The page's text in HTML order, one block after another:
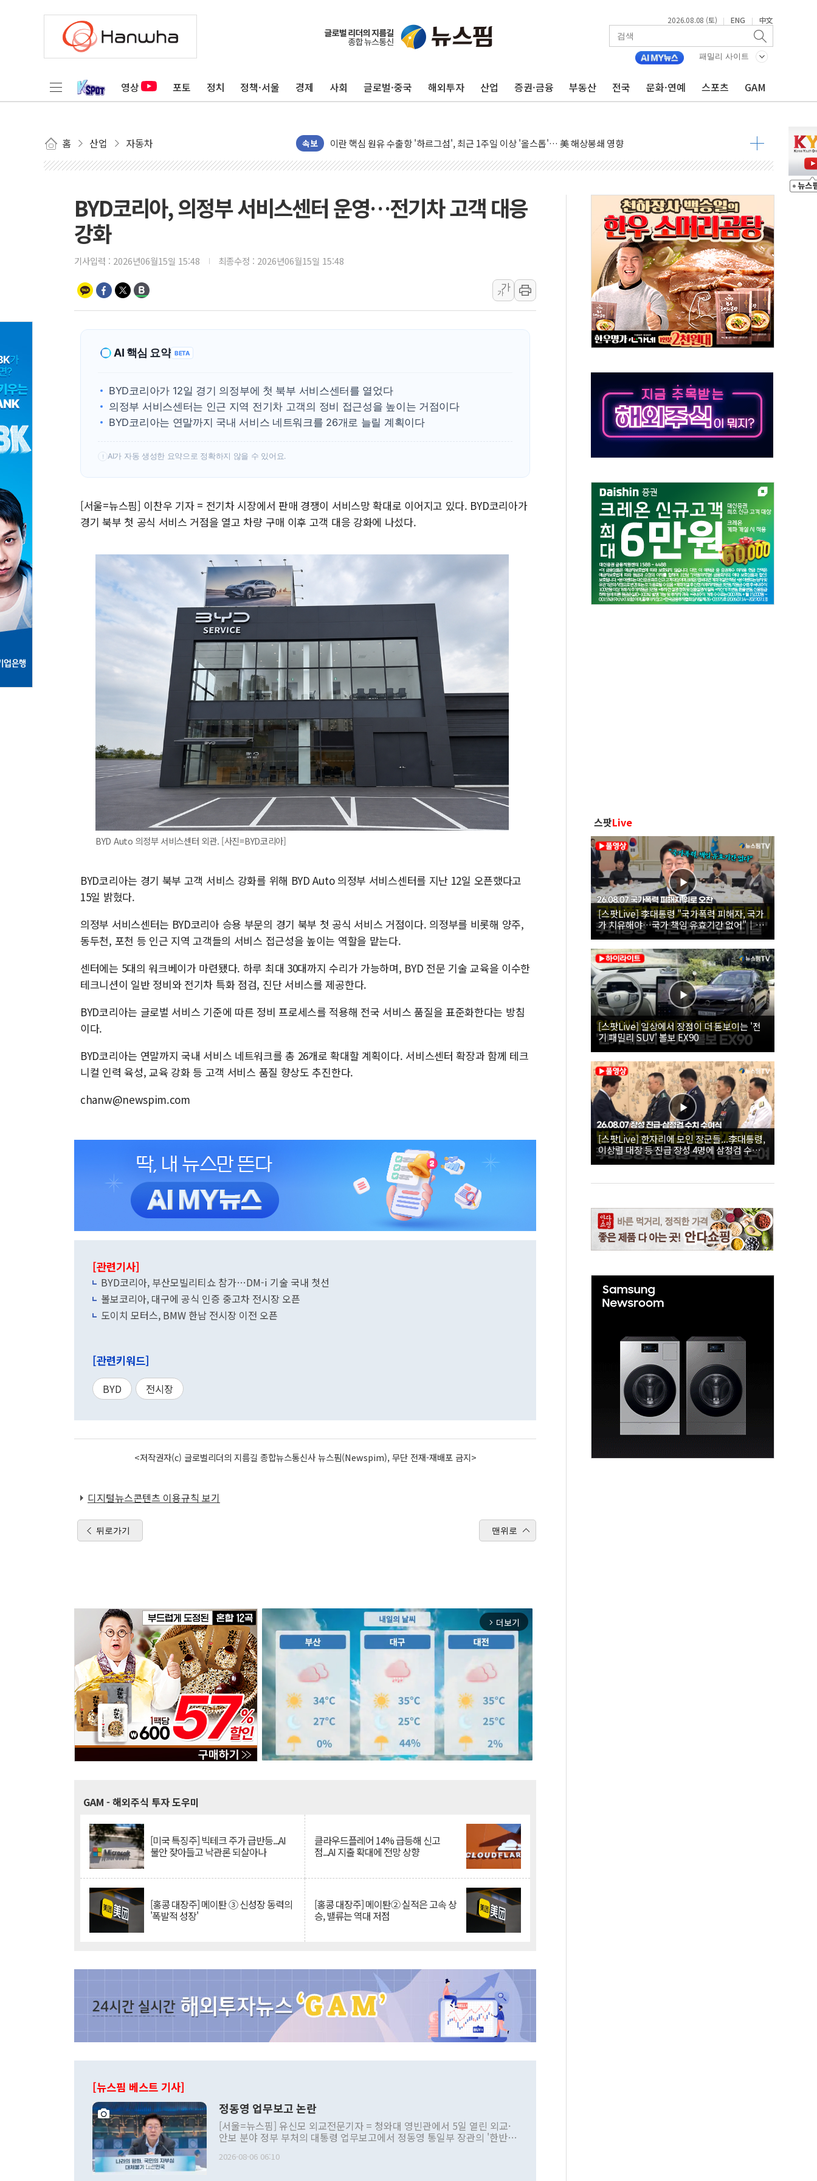
2026.08.08 (토) | ENG | 中文
패밀리 사이트
영상 포토 정치 정책·서울 경제 사회 글로벌·중국 해외투자 산업 증권·금융 부동산 전국 문화·연예 스포츠 GAM
홈 산업 자동차 속보
민주, 오늘 제주·인천 경선 결과 발표...'김민석 재역전 vs 정청래 격차 확대'
한상협, 업계 개인정보 보안 새판 짠다…'자율규제단체' 타진
트럼프, 쿡 연준 이사 해임 재추진…"26일까지 의혹 소명" 요구
유럽증시, 美 고용 예상 밖 부진에 연준 금리 인상 가능성 낮아지며 상승… STOXX 600 지수는 나흘 연속 최고치
[종합] 이슬람 수니파 3국, '공동방위협정' 체결… 이스라엘·이란 위협에 맞설 자체 억지력 강화
美 항소법원, 백악관 무도회장 공사 중단 명령…트럼프 제동
이란 핵심 원유 수출항 '하르그섬', 최근 1주일 이상 '올스톱'… 美 해상봉쇄 영향
[사진] 이슬람 수니파 3개국, 공동방위협정 체결
뉴욕증시 개장 전 특징주...아틀라시안·클라우드플레어·태양광주↑ VS 트레이드데스크·웬디스↓
특정 정치인 측근 포항시 정책특보 내정설...포항시 '시끌'
李 "해남 태양광, 대한민국 다음 100년 밑거름…수도권 집중 완화 전환점"
BYD코리아, 의정부 서비스센터 운영…전기차 고객 대응
강화
기사입력 : 2026년06월15일 15:48 최종수정 : 2026년06월15일 15:48
가
가
AI 핵심 요약 BETA
BYD코리아가 12일 경기 의정부에 첫 북부 서비스센터를 열었다
의정부 서비스센터는 인근 지역 전기차 고객의 정비 접근성을 높이는 거점이다
BYD코리아는 연말까지 국내 서비스 네트워크를 26개로 늘릴 계획이다
! AI가 자동 생성한 요약으로 정확하지 않을 수 있어요.
[서울=뉴스핌] 이찬우 기자 = 전기차 시장에서 판매 경쟁이 서비스망 확대로 이어지고 있다. BYD코리아가
경기 북부 첫 공식 서비스 거점을 열고 차량 구매 이후 고객 대응 강화에 나섰다.
BYD Auto 의정부 서비스센터 외관. [사진=BYD코리아]
BYD코리아는 경기 북부 고객 서비스 강화를 위해 BYD Auto 의정부 서비스센터를 지난 12일 오픈했다고
15일 밝혔다.
의정부 서비스센터는 BYD코리아 승용 부문의 경기 북부 첫 공식 서비스 거점이다. 의정부를 비롯해 양주,
동두천, 포천 등 인근 지역 고객들의 서비스 접근성을 높이는 역할을 맡는다.
센터에는 5대의 워크베이가 마련됐다. 하루 최대 30대까지 수리가 가능하며, BYD 전문 기술 교육을 이수한
테크니션이 일반 정비와 전기차 특화 점검, 진단 서비스를 제공한다.
BYD코리아는 글로벌 서비스 기준에 따른 정비 프로세스를 적용해 전국 서비스 품질을 표준화한다는 방침
이다.
BYD코리아는 연말까지 국내 서비스 네트워크를 총 26개로 확대할 계획이다. 서비스센터 확장과 함께 테크
니컬 인력 육성, 교육 강화 등 고객 서비스 품질 향상도 추진한다.
chanw@newspim.com
[관련기사]
BYD코리아, 부산모빌리티쇼 참가…DM-i 기술 국내 첫선
볼보코리아, 대구에 공식 인증 중고차 전시장 오픈
도이치 모터스, BMW 한남 전시장 이전 오픈
[관련키워드]
BYD 전시장
<저작권자(c) 글로벌리더의 지름길 종합뉴스통신사 뉴스핌(Newspim), 무단 전재-재배포 금지>
디지털뉴스콘텐츠 이용규칙 보기
뒤로가기 맨위로
arrow_forward_ios 더보기
GAM - 해외주식 투자 도우미
[미국 특징주] 빅테크 주가 급반등...AI
불안 잦아들고 낙관론 되살아나
클라우드플레어 14% 급등해 신고
점...AI 지출 확대에 전망 상향
[홍콩 대장주] 메이퇀 ③ 신성장 동력의
'폭발적 성장'
[홍콩 대장주] 메이퇀② 실적은 고속 상
승, 밸류는 역대 저점
[뉴스핌 베스트 기사]
정동영 업무보고 논란
[서울=뉴스핌] 유신모 외교전문기자 = 청와대 영빈관에서 5일 열린 외교·
안보 분야 정부 부처의 대통령 업무보고에서 정동영 통일부 장관의 '한반도
발언 중에는 정부 내 조율을 거치지 않은 사안을 정책으로 추진하겠다고 공
2026-08-06 06:10
스팟Live
[스팟Live] 李대통령 "국가폭력 피해자, 국가
가 치유해야…국가 책임 유효기간 없어"｜
26.08.07 국가폭력 피해자 위로 오찬
[스팟Live] 일상에서 장점이 더 돋보이는 '전
기 패밀리 SUV' 볼보 EX90
[스팟Live] 한자리에 모인 장군들...李대통령,
이상렬 대장 등 진급 장성 4명에 삼정검 수치
직접 수여｜26.08.07 장성 진급·삼정검 수치